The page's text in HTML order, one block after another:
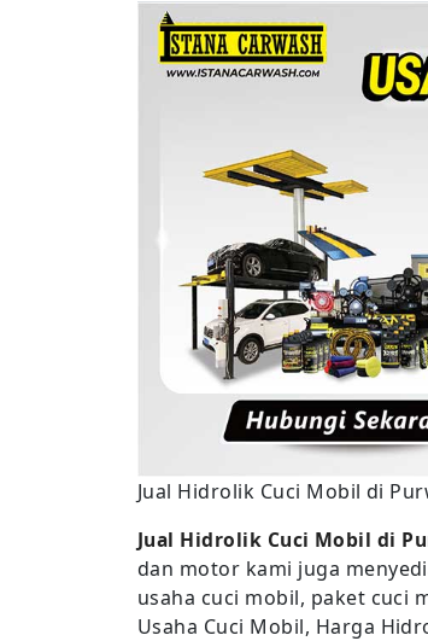
Jual Hidrolik Cuci Mobil di
Jual Hidrolik Cuci Mobil di
dan motor kami juga
usaha cuci mobil, paket cuci
Usaha Cuci Mobil, Harga